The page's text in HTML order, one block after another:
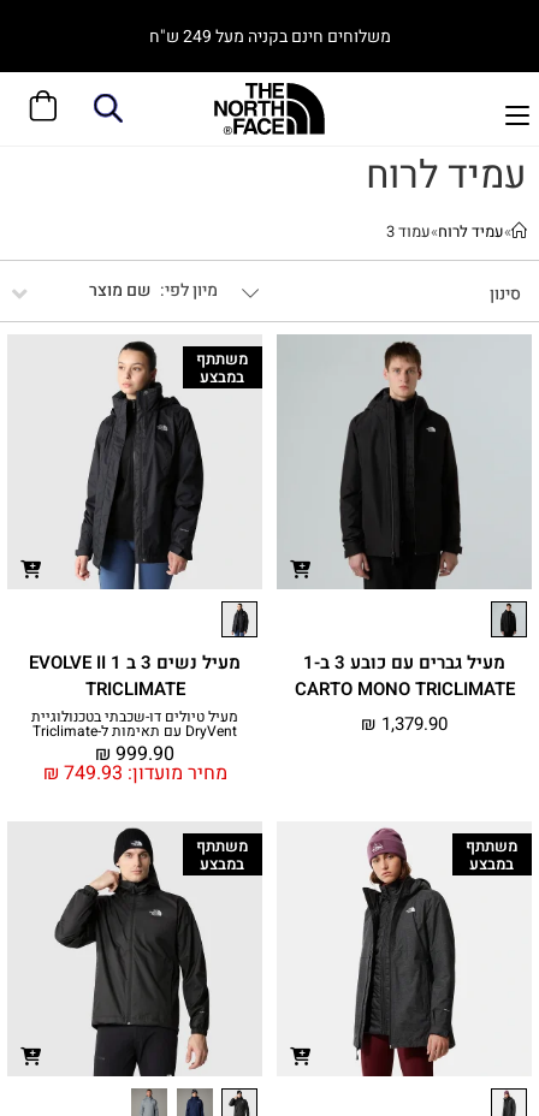
משלוחים חינם בקניה מעל 249 ש"ח
עמיד לרוח
»עמיד לרוח»עמוד 3
סינון שם מוצר
מעיל גברים עם כובע 3 ב-1
CARTO MONO TRICLIMATE
₪ 1,379.90
משתתף
במבצע
מעיל נשים 3 ב 1 EVOLVE II
TRICLIMATE
מעיל טיולים דו-שכבתי בטכנולוגיית
DryVent עם תאימות ל-Triclimate
מחיר מועדון: ₪ 749.93
₪ 999.90
משתתף
במבצע
משתתף
במבצע